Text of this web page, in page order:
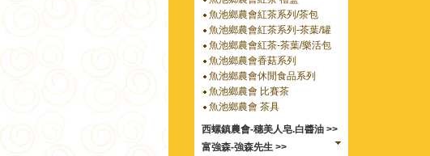
魚池鄉農會紅茶系列/茶包
魚池鄉農會紅茶系列-茶葉/罐
魚池鄉農會紅茶-茶葉/樂活包
魚池鄉農會香菇系列
魚池鄉農會休閒食品系列
魚池鄉農會 比賽茶
魚池鄉農會 茶具
西螺鎮農會-穗美人皂.白醬油 >>
富強森-強森先生 >>